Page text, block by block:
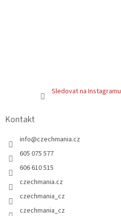
Sledovat na Instagramu
Kontakt
info@czechmania.cz
605 075 577
606 610 515
czechmania.cz
czechmania_cz
czechmania_cz